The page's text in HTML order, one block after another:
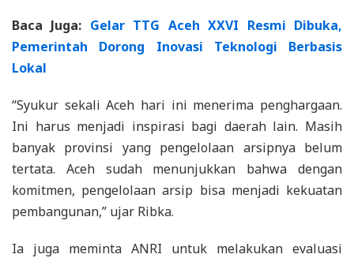
Baca Juga: Gelar TTG Aceh XXVI Resmi Dibuka,
Pemerintah Dorong Inovasi Teknologi Berbasis
Lokal
“Syukur sekali Aceh hari ini menerima penghargaan.
Ini harus menjadi inspirasi bagi daerah lain. Masih
banyak provinsi yang pengelolaan arsipnya belum
tertata. Aceh sudah menunjukkan bahwa dengan
komitmen, pengelolaan arsip bisa menjadi kekuatan
pembangunan,” ujar Ribka.
Ia juga meminta ANRI untuk melakukan evaluasi